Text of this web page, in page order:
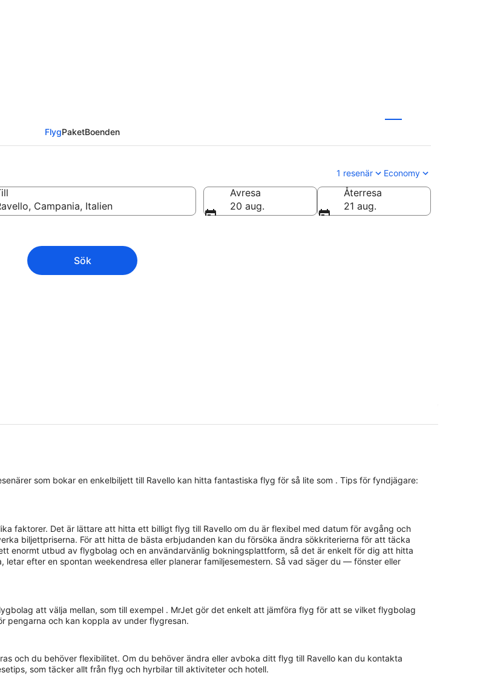
FlygPaketBoenden
1 resenär Economy
Campania, Italien
Avresa
20 aug.
Återresa
21 aug.
Sök
som bokar en enkelbiljett till Ravello kan hitta fantastiska flyg för så lite som . Tips för fyndjägare:
faktorer. Det är lättare att hitta ett billigt flyg till Ravello om du är flexibel med datum för avgång och
biljettpriserna. För att hitta de bästa erbjudanden kan du försöka ändra sökkriterierna för att täcka
enormt utbud av flygbolag och en användarvänlig bokningsplattform, så det är enkelt för dig att hitta
efter en spontan weekendresa eller planerar familjesemestern. Så vad säger du — fönster eller
att välja mellan, som till exempel . MrJet gör det enkelt att jämföra flyg för att se vilket flygbolag
pengarna och kan koppla av under flygresan.
och du behöver flexibilitet. Om du behöver ändra eller avboka ditt flyg till Ravello kan du kontakta
som täcker allt från flyg och hyrbilar till aktiviteter och hotell.